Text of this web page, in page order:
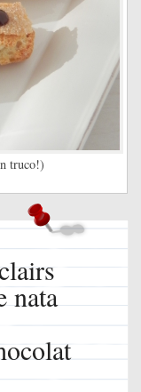
truco!)
y
Instrucciones
nata